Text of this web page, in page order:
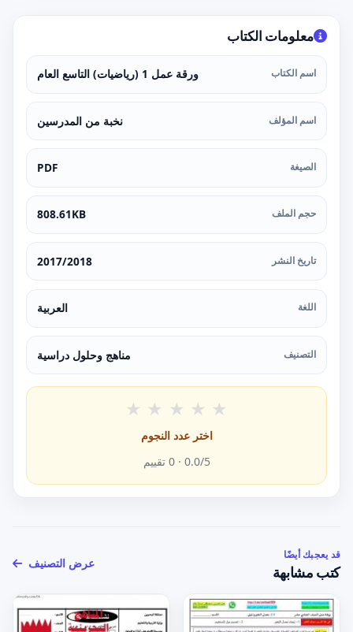
معلومات الكتاب
اسم الكتاب ورقة عمل 1 (رياضيات) التاسع العام
اسم المؤلف نخبة من المدرسين
الصيغة PDF
حجم الملف 808.61KB
تاريخ النشر 2017/2018
اللغة العربية
التصنيف مناهج وحلول دراسية
★ ★ ★ ★ ★
اختر عدد النجوم
0.0/5 ·
0 تقييم
قد يعجبك أيضًا
كتب مشابهة
عرض التصنيف